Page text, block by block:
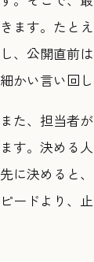
きます。たと
し、公開直前
細かい言い回
また、担当者
ます。決める
先に決めると
ピードより、